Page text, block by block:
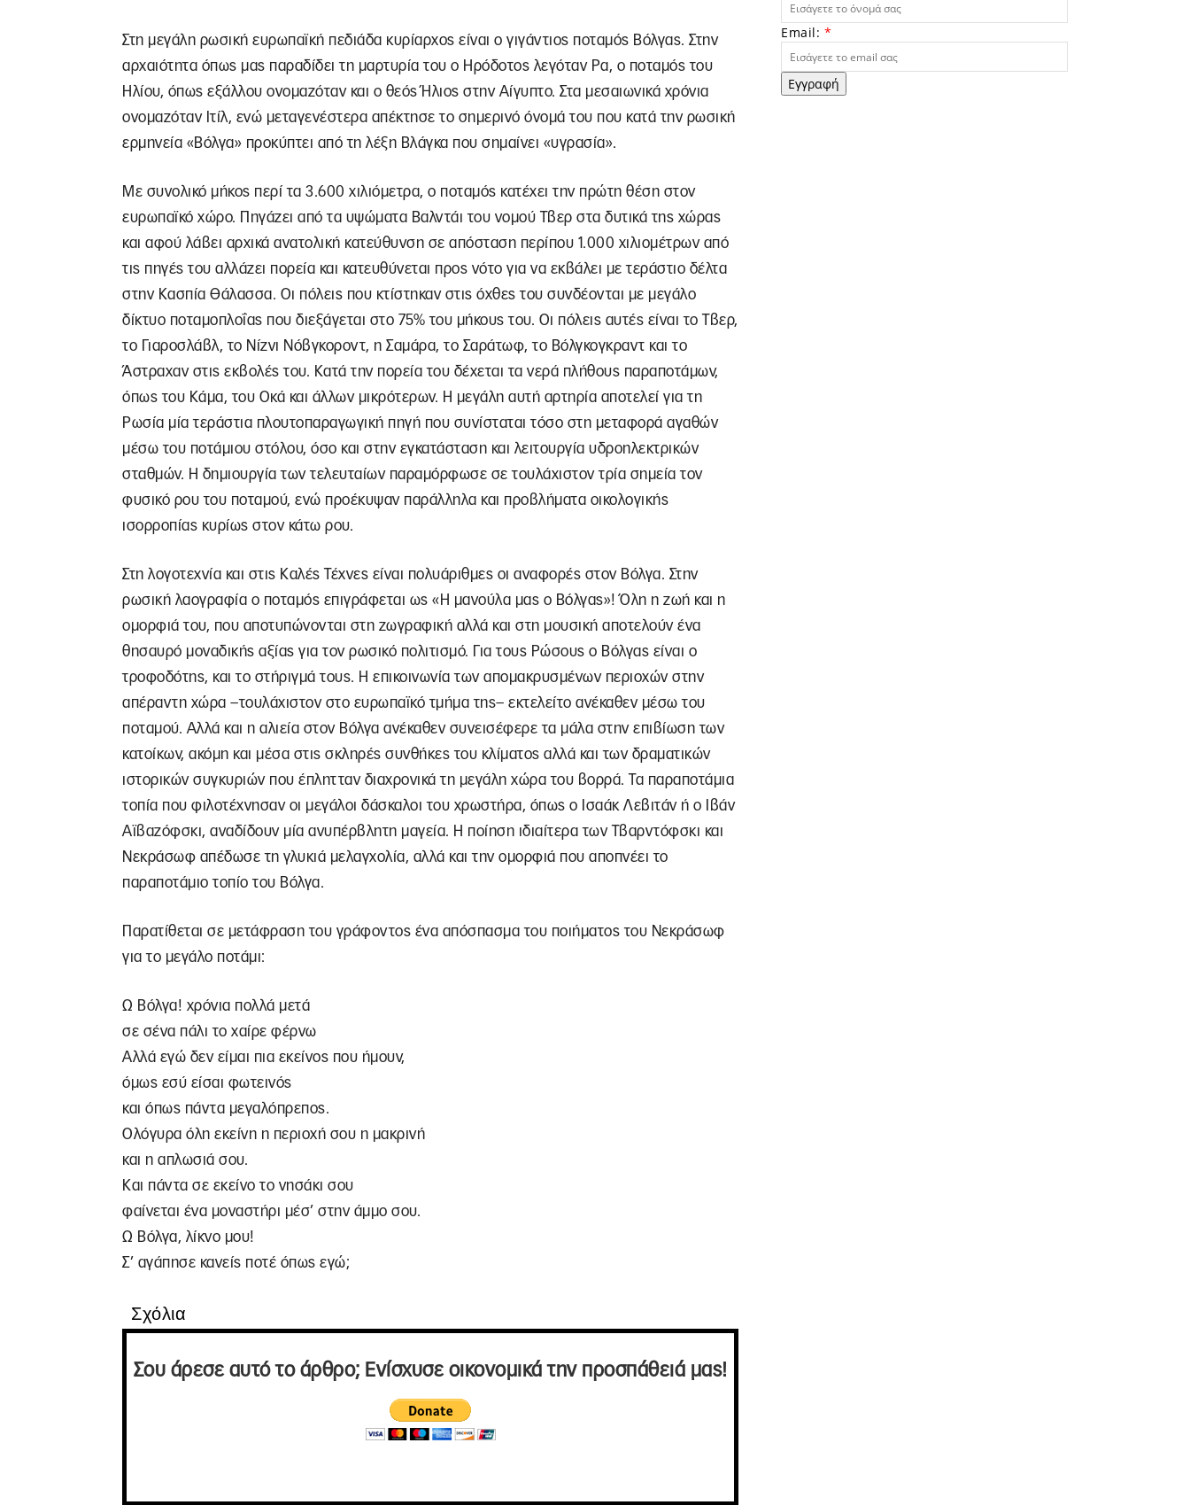
Στη μεγάλη ρωσική ευρωπαϊκή πεδιάδα κυρίαρχος είναι ο γιγάντιος ποταμός Βόλγας. Στην
αρχαιότητα όπως μας παραδίδει τη μαρτυρία του ο Ηρόδοτος λεγόταν Ρα, ο ποταμός του
Ηλίου, όπως εξάλλου ονομαζόταν και ο θεός Ήλιος στην Αίγυπτο. Στα μεσαιωνικά χρόνια
ονομαζόταν Ιτίλ, ενώ μεταγενέστερα απέκτησε το σημερινό όνομά του που κατά την ρωσική
ερμηνεία «Βόλγα» προκύπτει από τη λέξη Βλάγκα που σημαίνει «υγρασία».
Με συνολικό μήκος περί τα 3.600 χιλιόμετρα, ο ποταμός κατέχει την πρώτη θέση στον
ευρωπαϊκό χώρο. Πηγάζει από τα υψώματα Βαλντάι του νομού Τβερ στα δυτικά της χώρας
και αφού λάβει αρχικά ανατολική κατεύθυνση σε απόσταση περίπου 1.000 χιλιομέτρων από
τις πηγές του αλλάζει πορεία και κατευθύνεται προς νότο για να εκβάλει με τεράστιο δέλτα
στην Κασπία Θάλασσα. Οι πόλεις που κτίστηκαν στις όχθες του συνδέονται με μεγάλο
δίκτυο ποταμοπλοΐας που διεξάγεται στο 75% του μήκους του. Οι πόλεις αυτές είναι το Τβερ,
το Γιαροσλάβλ, το Νίζνι Νόβγκοροντ, η Σαμάρα, το Σαράτωφ, το Βόλγκογκραντ και το
Άστραχαν στις εκβολές του. Κατά την πορεία του δέχεται τα νερά πλήθους παραποτάμων,
όπως του Κάμα, του Οκά και άλλων μικρότερων. Η μεγάλη αυτή αρτηρία αποτελεί για τη
Ρωσία μία τεράστια πλουτοπαραγωγική πηγή που συνίσταται τόσο στη μεταφορά αγαθών
μέσω του ποτάμιου στόλου, όσο και στην εγκατάσταση και λειτουργία υδροηλεκτρικών
σταθμών. Η δημιουργία των τελευταίων παραμόρφωσε σε τουλάχιστον τρία σημεία τον
φυσικό ρου του ποταμού, ενώ προέκυψαν παράλληλα και προβλήματα οικολογικής
ισορροπίας κυρίως στον κάτω ρου.
Στη λογοτεχνία και στις Καλές Τέχνες είναι πολυάριθμες οι αναφορές στον Βόλγα. Στην
ρωσική λαογραφία ο ποταμός επιγράφεται ως «Η μανούλα μας ο Βόλγας»! Όλη η ζωή και η
ομορφιά του, που αποτυπώνονται στη ζωγραφική αλλά και στη μουσική αποτελούν ένα
θησαυρό μοναδικής αξίας για τον ρωσικό πολιτισμό. Για τους Ρώσους ο Βόλγας είναι ο
τροφοδότης, και το στήριγμά τους. Η επικοινωνία των απομακρυσμένων περιοχών στην
απέραντη χώρα –τουλάχιστον στο ευρωπαϊκό τμήμα της– εκτελείτο ανέκαθεν μέσω του
ποταμού. Αλλά και η αλιεία στον Βόλγα ανέκαθεν συνεισέφερε τα μάλα στην επιβίωση των
κατοίκων, ακόμη και μέσα στις σκληρές συνθήκες του κλίματος αλλά και των δραματικών
ιστορικών συγκυριών που έπλητταν διαχρονικά τη μεγάλη χώρα του βορρά. Τα παραποτάμια
τοπία που φιλοτέχνησαν οι μεγάλοι δάσκαλοι του χρωστήρα, όπως ο Ισαάκ Λεβιτάν ή ο Ιβάν
Αϊβαζόφσκι, αναδίδουν μία ανυπέρβλητη μαγεία. Η ποίηση ιδιαίτερα των Τβαρντόφσκι και
Νεκράσωφ απέδωσε τη γλυκιά μελαγχολία, αλλά και την ομορφιά που αποπνέει το
παραποτάμιο τοπίο του Βόλγα.
Παρατίθεται σε μετάφραση του γράφοντος ένα απόσπασμα του ποιήματος του Νεκράσωφ
για το μεγάλο ποτάμι:
Ω Βόλγα! χρόνια πολλά μετά
σε σένα πάλι το χαίρε φέρνω
Αλλά εγώ δεν είμαι πια εκείνος που ήμουν,
όμως εσύ είσαι φωτεινός
και όπως πάντα μεγαλόπρεπος.
Ολόγυρα όλη εκείνη η περιοχή σου η μακρινή
και η απλωσιά σου.
Και πάντα σε εκείνο το νησάκι σου
φαίνεται ένα μοναστήρι μέσ’ στην άμμο σου.
Ω Βόλγα, λίκνο μου!
Σ’ αγάπησε κανείς ποτέ όπως εγώ;
Σχόλια
Σου άρεσε αυτό το άρθρο; Ενίσχυσε οικονομικά την προσπάθειά μας!
Email: *
Εγγραφή